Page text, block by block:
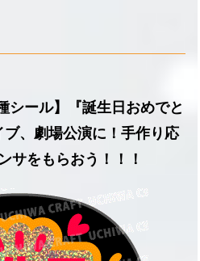
シール】『誕生日おめでと
、劇場公演に！手作り応
サをもらおう！！！